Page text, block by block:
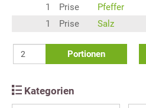
1
Prise
Pfeffer
1
Prise Salz
Portionen
Kategorien